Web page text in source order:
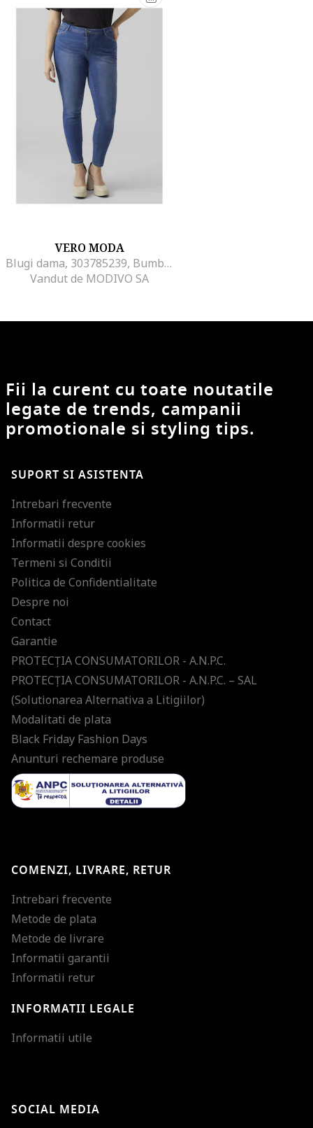
VERO MODA
Blugi dama, 303785239, Bumbac/Poliester, Albastru, Albastru
Vandut de MODIVO SA
Fii la curent cu toate noutatile
legate de trends, campanii
promotionale si styling tips.
SUPORT SI ASISTENTA
Intrebari frecvente
Informatii retur
Informatii despre cookies
Termeni si Conditii
Politica de Confidentialitate
Despre noi
Contact
Garantie
PROTECŢIA CONSUMATORILOR - A.N.P.C.
PROTECŢIA CONSUMATORILOR - A.N.P.C. – SAL
(Solutionarea Alternativa a Litigiilor)
Modalitati de plata
Black Friday Fashion Days
Anunturi rechemare produse
COMENZI, LIVRARE, RETUR
Intrebari frecvente
Metode de plata
Metode de livrare
Informatii garantii
Informatii retur
INFORMATII LEGALE
Informatii utile
SOCIAL MEDIA